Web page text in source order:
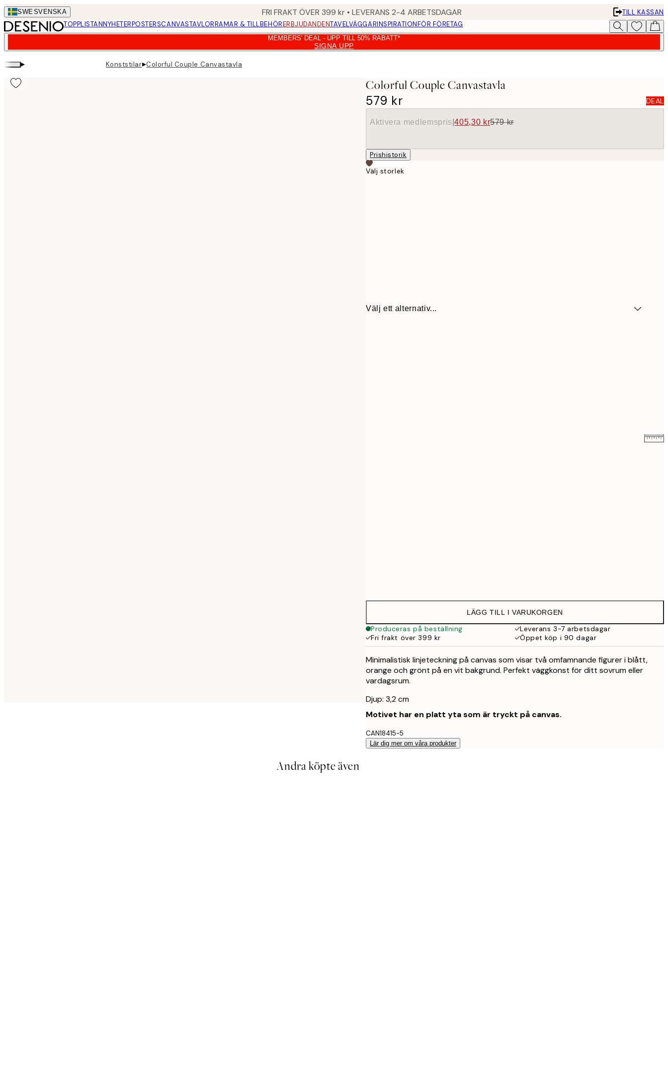
Skip
to
main
SWESVENSKA FRI FRAKT ÖVER 399 kr • LEVERANS 2-4 ARBETSDAGAR
TILL KASSAN
TOPPLISTANNYHETERPOSTERSCANVASTAVLORRAMAR & TILLBEHÖRERBJUDANDENTAVELVÄGGARINSPIRATIONFÖR FÖRETAG
MEMBERS' DEAL - UPP TILL 50% RABATT*
SIGNA UPP
▸ Konststilar▸Colorful Couple Canvastavla
Colorful Couple Canvastavla
579 kr
DEAL
Aktivera medlemspris |405,30 kr579 kr
Prishistorik
Välj storlek
Välj ett alternativ...
LÄGG TILL I VARUKORGEN
Produceras på beställning
Leverans 3-7 arbetsdagar
Fri frakt över 399 kr
Öppet köp i 90 dagar
Minimalistisk linjeteckning på canvas som visar två omfamnande figurer i blått,
orange och grönt på en vit bakgrund. Perfekt väggkonst för ditt sovrum eller
vardagsrum.
Djup: 3,2 cm
Motivet har en platt yta som är tryckt på canvas.
CAN18415-5
Lär dig mer om våra produkter
Andra köpte även